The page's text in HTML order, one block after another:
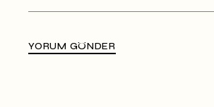
YORUM GÖNDER